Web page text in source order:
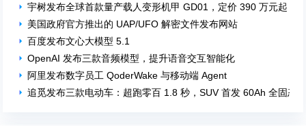
宇树发布全球首款量产载人变形机甲 GD01，定价 390 万元起
美国政府官方推出的 UAP/UFO 解密文件发布网站
百度发布文心大模型 5.1
OpenAI 发布三款音频模型，提升语音交互智能化
阿里发布数字员工 QoderWake 与移动端 Agent
追觅发布三款电动车：超跑零百 1.8 秒，SUV 首发 60Ah 全固态